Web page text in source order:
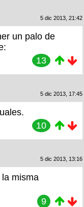
5 dic 2013, 21:42
un palo de
13
5 dic 2013, 17:45
10
5 dic 2013, 13:16
misma
9